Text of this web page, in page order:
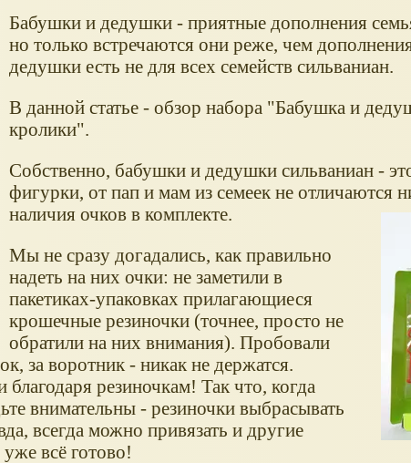
Бабушки и дедушки - приятные дополнения
но только встречаются они реже, чем
дедушки есть не для всех семейств сильваниан.
В данной статье - обзор набора "Бабушка и
кролики".
Собственно, бабушки и дедушки сильваниан -
фигурки, от пап и мам из семеек не отличаются
наличия очков в комплекте.
Мы не сразу догадались, как правильно
надеть на них очки: не заметили в
пакетиках-упаковках прилагающиеся
крошечные резиночки (точнее, просто не
обратили на них внимания). Пробовали
за воротник - никак не держатся.
резиночкам! Так что, когда
внимательны - резиночки выбрасывать
всегда можно привязать и другие
всё готово!